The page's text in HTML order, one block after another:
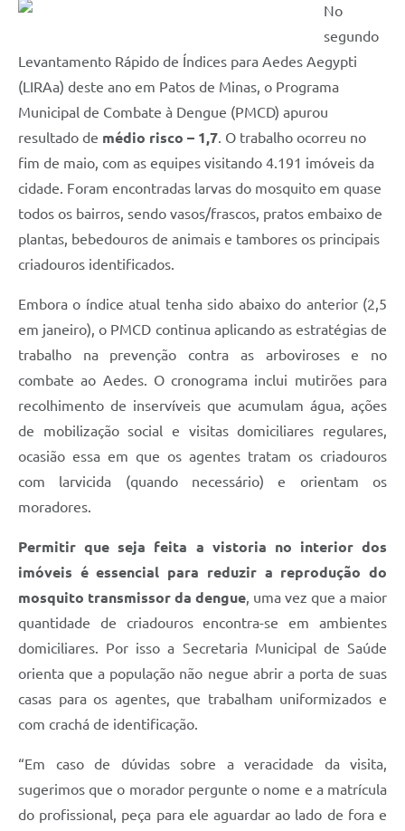
No
segundo
Levantamento Rápido de Índices para Aedes Aegypti
(LIRAa) deste ano em Patos de Minas, o Programa
Municipal de Combate à Dengue (PMCD) apurou
resultado de médio risco – 1,7. O trabalho ocorreu no
fim de maio, com as equipes visitando 4.191 imóveis da
cidade. Foram encontradas larvas do mosquito em quase
todos os bairros, sendo vasos/frascos, pratos embaixo de
plantas, bebedouros de animais e tambores os principais
criadouros identificados.
Embora o índice atual tenha sido abaixo do anterior (2,5
em janeiro), o PMCD continua aplicando as estratégias de
trabalho na prevenção contra as arboviroses e no
combate ao Aedes. O cronograma inclui mutirões para
recolhimento de inservíveis que acumulam água, ações
de mobilização social e visitas domiciliares regulares,
ocasião essa em que os agentes tratam os criadouros
com larvicida (quando necessário) e orientam os
moradores.
Permitir que seja feita a vistoria no interior dos
imóveis é essencial para reduzir a reprodução do
mosquito transmissor da dengue, uma vez que a maior
quantidade de criadouros encontra-se em ambientes
domiciliares. Por isso a Secretaria Municipal de Saúde
orienta que a população não negue abrir a porta de suas
casas para os agentes, que trabalham uniformizados e
com crachá de identificação.
“Em caso de dúvidas sobre a veracidade da visita,
sugerimos que o morador pergunte o nome e a matrícula
do profissional, peça para ele aguardar ao lado de fora e